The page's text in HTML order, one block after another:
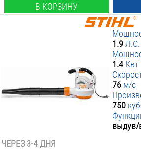
В КОРЗИНУ
1.9 Л.С.
1.4 Квт
76 м/с
750
выдув/
ЧЕРЕЗ 3-4 ДНЯ